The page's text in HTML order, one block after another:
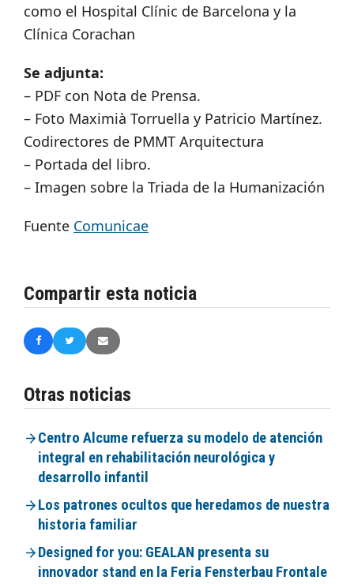
como el Hospital Clínic de Barcelona y la
Clínica Corachan
Se adjunta:
– PDF con Nota de Prensa.
– Foto Maximià Torruella y Patricio Martínez.
Codirectores de PMMT Arquitectura
– Portada del libro.
– Imagen sobre la Triada de la Humanización
Fuente Comunicae
Compartir esta noticia
Otras noticias
Centro Alcume refuerza su modelo de atención
integral en rehabilitación neurológica y
desarrollo infantil
Los patrones ocultos que heredamos de nuestra
historia familiar
Designed for you: GEALAN presenta su
innovador stand en la Feria Fensterbau Frontale